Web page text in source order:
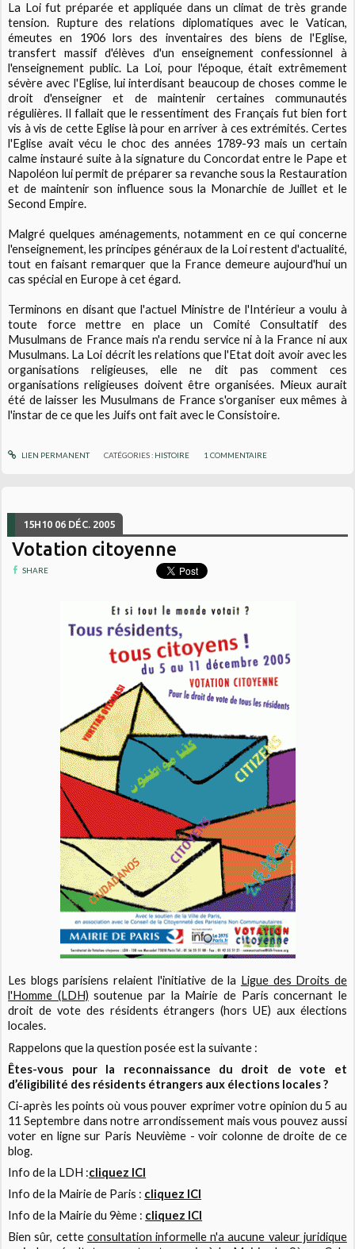
La Loi fut préparée et appliquée dans un climat de très grande
tension. Rupture des relations diplomatiques avec le Vatican,
émeutes en 1906 lors des inventaires des biens de l'Eglise,
transfert massif d'élèves d'un enseignement confessionnel à
l'enseignement public. La Loi, pour l'époque, était extrêmement
sévère avec l'Eglise, lui interdisant beaucoup de choses comme le
droit d'enseigner et de maintenir certaines communautés
régulières. Il fallait que le ressentiment des Français fut bien fort
vis à vis de cette Eglise là pour en arriver à ces extrémités. Certes
l'Eglise avait vécu le choc des années 1789-93 mais un certain
calme instauré suite à la signature du Concordat entre le Pape et
Napoléon lui permit de préparer sa revanche sous la Restauration
et de maintenir son influence sous la Monarchie de Juillet et le
Second Empire.
Malgré quelques aménagements, notamment en ce qui concerne
l'enseignement, les principes généraux de la Loi restent d'actualité,
tout en faisant remarquer que la France demeure aujourd'hui un
cas spécial en Europe à cet égard.
Terminons en disant que l'actuel Ministre de l'Intérieur a voulu à
toute force mettre en place un Comité Consultatif des
Musulmans de France mais n'a rendu service ni à la France ni aux
Musulmans. La Loi décrit les relations que l'Etat doit avoir avec les
organisations religieuses, elle ne dit pas comment ces
organisations religieuses doivent être organisées. Mieux aurait
été de laisser les Musulmans de France s'organiser eux mêmes à
l'instar de ce que les Juifs ont fait avec le Consistoire.
LIEN PERMANENT CATÉGORIES : HISTOIRE 1 COMMENTAIRE
15H10 06 DÉC. 2005
Votation citoyenne
SHARE
Les blogs parisiens relaient l'initiative de la Ligue des Droits de
l'Homme (LDH) soutenue par la Mairie de Paris concernant le
droit de vote des résidents étrangers (hors UE) aux élections
locales.
Rappelons que la question posée est la suivante :
Êtes-vous pour la reconnaissance du droit de vote et
d’éligibilité des résidents étrangers aux élections locales ?
Ci-après les points où vous pouver exprimer votre opinion du 5 au
11 Septembre dans notre arrondissement mais vous pouvez aussi
voter en ligne sur Paris Neuvième - voir colonne de droite de ce
blog.
Info de la LDH :cliquez ICI
Info de la Mairie de Paris : cliquez ICI
Info de la Mairie du 9ème : cliquez ICI
Bien sûr, cette consultation informelle n'a aucune valeur juridique